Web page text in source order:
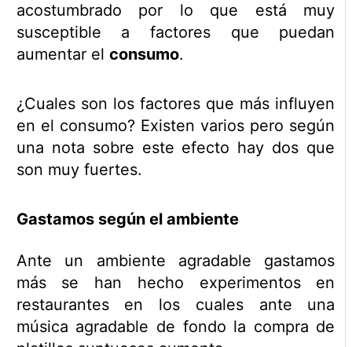
acostumbrado por lo que está muy
susceptible a factores que puedan
aumentar el consumo.
¿Cuales son los factores que más influyen
en el consumo? Existen varios pero según
una nota sobre este efecto hay dos que
son muy fuertes.
Gastamos según el ambiente
Ante un ambiente agradable gastamos
más se han hecho experimentos en
restaurantes en los cuales ante una
música agradable de fondo la compra de